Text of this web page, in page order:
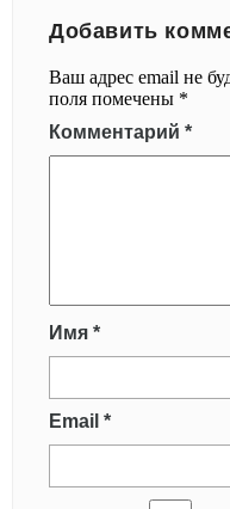
Добавить
Ваш адрес email не
поля помечены *
Комментарий *
Имя *
Email *